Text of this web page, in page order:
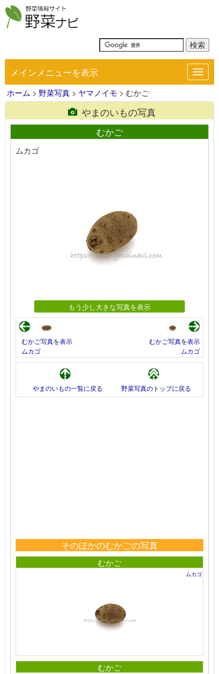
メインメニューを表示
ホーム > 野菜写真 > ヤマノイモ > むかご
やまのいもの写真
むかご
ムカゴ
もう少し大きな写真を表示
むかご写真を表示
ムカゴ
むかご写真を表示
ムカゴ
やまのいもの一覧に戻る 野菜写真のトップに戻る
そのほかのむかごの写真
むかご
ムカゴ
むかご